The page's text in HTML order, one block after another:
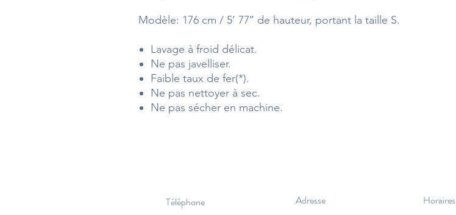
Modèle: 176 cm / 5’ 77’’ de hauteur, portant la taille S.
Lavage à froid délicat.
Ne pas javelliser.
Faible taux de fer(*).
Ne pas nettoyer à sec.
Ne pas sécher en machine.
Téléphone Adresse Horaires